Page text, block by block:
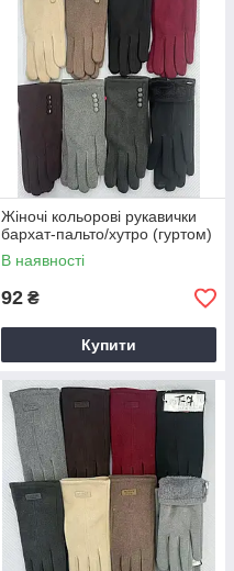
Жіночі кольорові рукавички
бархат-пальто/хутро (гуртом)
В наявності
92 ₴
Купити